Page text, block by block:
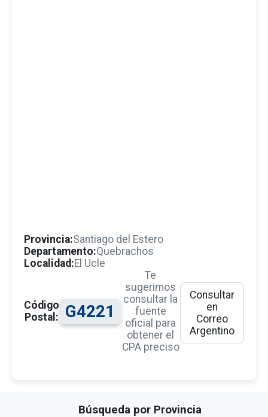
Provincia:Santiago del Estero
Departamento:Quebrachos
Localidad:El Ucle
Código
Postal:
G4221
Te
sugerimos
consultar la
fuente
oficial para
obtener el
CPA preciso
Consultar
en
Correo
Argentino
Búsqueda por Provincia